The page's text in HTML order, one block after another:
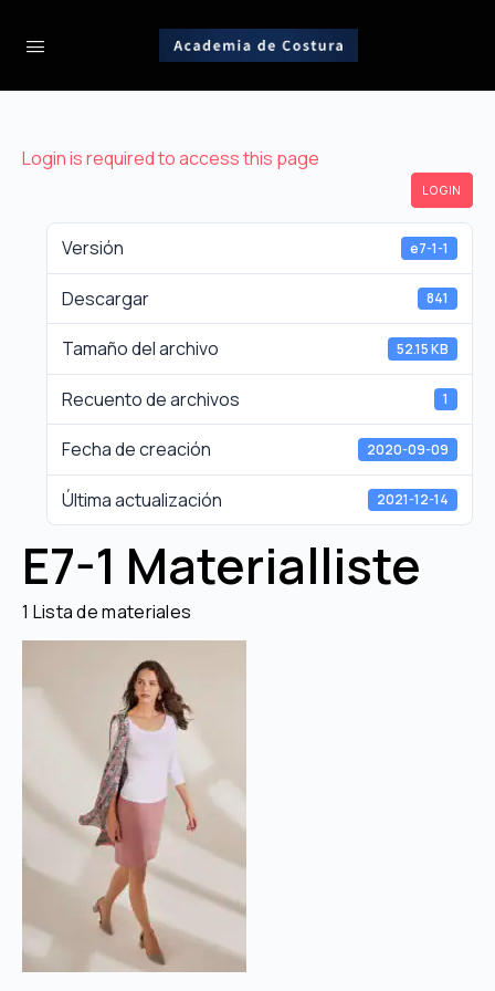
Login is required to access this page
LOGIN
Versión e7-1-1
Descargar 841
Tamaño del archivo 52.15 KB
Recuento de archivos 1
Fecha de creación 2020-09-09
Última actualización 2021-12-14
E7-1 Materialliste
1 Lista de materiales